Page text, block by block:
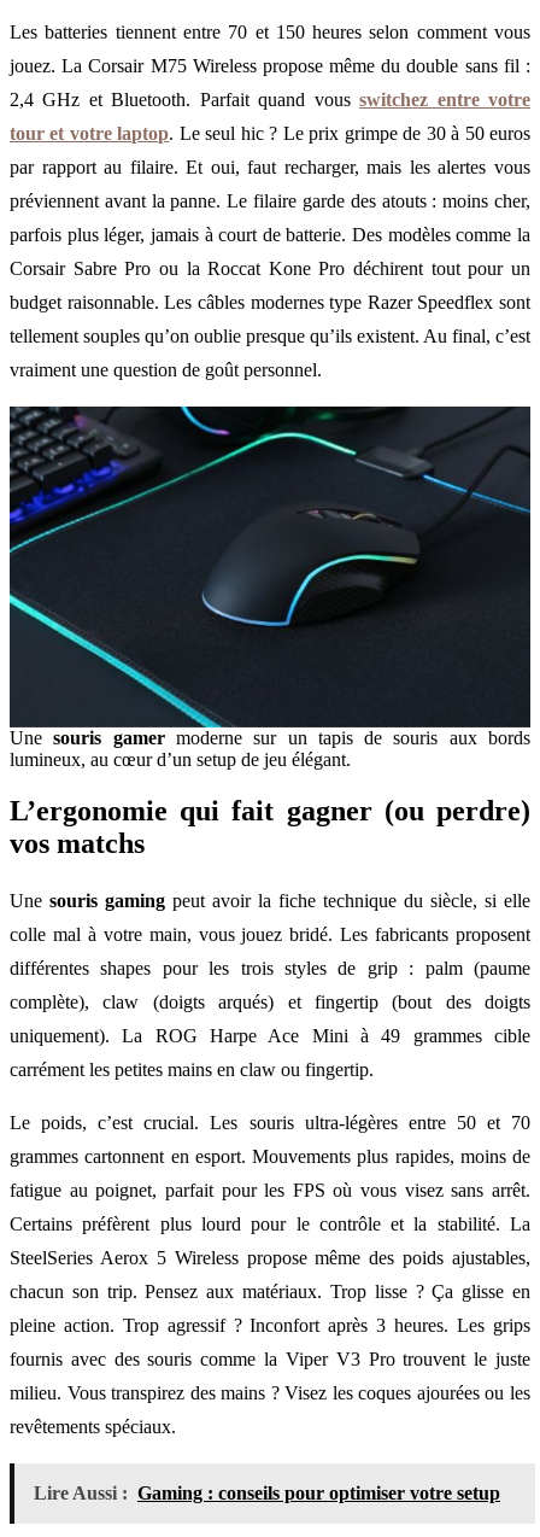
Les batteries tiennent entre 70 et 150 heures selon comment vous
jouez. La Corsair M75 Wireless propose même du double sans fil :
2,4 GHz et Bluetooth. Parfait quand vousswitchez entre votre
tour et votre laptop. Le seul hic ? Le prix grimpe de 30 à 50 euros
par rapport au filaire. Et oui, faut recharger, mais les alertes vous
préviennent avant la panne. Le filaire garde des atouts : moins cher,
parfois plus léger, jamais à court de batterie. Des modèles comme la
Corsair Sabre Pro ou la Roccat Kone Pro déchirent tout pour un
budget raisonnable. Les câbles modernes type Razer Speedflex sont
tellement souples qu’on oublie presque qu’ils existent. Au final, c’est
vraiment une question de goût personnel.
Unesouris gamermoderne sur un tapis de souris aux bords
lumineux, au cœur d’un setup de jeu élégant.
L’ergonomie qui fait gagner (ou perdre)
vos matchs
Une souris gaming peut avoir la fiche technique du siècle, si elle
colle mal à votre main, vous jouez bridé. Les fabricants proposent
différentes shapes pour les trois styles de grip : palm (paume
complète), claw (doigts arqués) et fingertip (bout des doigts
uniquement). La ROG Harpe Ace Mini à 49 grammes cible
carrément les petites mains en claw ou fingertip.
Le poids, c’est crucial. Les souris ultra-légères entre 50 et 70
grammes cartonnent en esport. Mouvements plus rapides, moins de
fatigue au poignet, parfait pour les FPS où vous visez sans arrêt.
Certains préfèrent plus lourd pour le contrôle et la stabilité. La
SteelSeries Aerox 5 Wireless propose même des poids ajustables,
chacun son trip. Pensez aux matériaux. Trop lisse ? Ça glisse en
pleine action. Trop agressif ? Inconfort après 3 heures. Les grips
fournis avec des souris comme la Viper V3 Pro trouvent le juste
milieu. Vous transpirez des mains ? Visez les coques ajourées ou les
revêtements spéciaux.
Lire Aussi : Gaming : conseils pour optimiser votre setup